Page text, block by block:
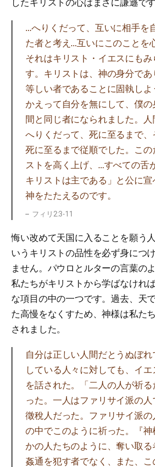
したキリストの心はまさに謙遜です
…へりくだって、互いに相手を
た者と考え…互いにこのことを
それはキリスト・イエスにも
す。キリストは、神の身分であ
等しい者であることに固執しよ
かえって自分を無にして、僕の
間と同じ者になられました。人
へりくだって、死に至るまで
死に至るまで従順でした。この
ストを高く上げ、…すべての舌
キリストは主である」と公に宣
神をたたえるのです。
フィリ2:3-11
悔い改めて天国に入ることを願う
いうキリストの品性を必ず身につ
ません。パウロとルターの言葉の
私たちがキリストから学ばなけれ
な項目の中の一つです。過去、天
た高慢をなくすため、神様は私た
されました。
自分は正しい人間だとうぬぼ
している人々に対しても、イエ
を話された。「二人の人が祈る
った。一人はファリサイ派の
徵稅人だった。ファリサイ派
の中でこのように祈った。『神
かの人たちのように、奪い取る
姦通を犯す者でなく、また、こ